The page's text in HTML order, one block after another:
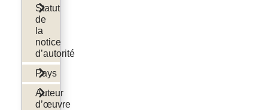
Statut
de
la
notice
d’autorité
Pays
Auteur
d’œuvre